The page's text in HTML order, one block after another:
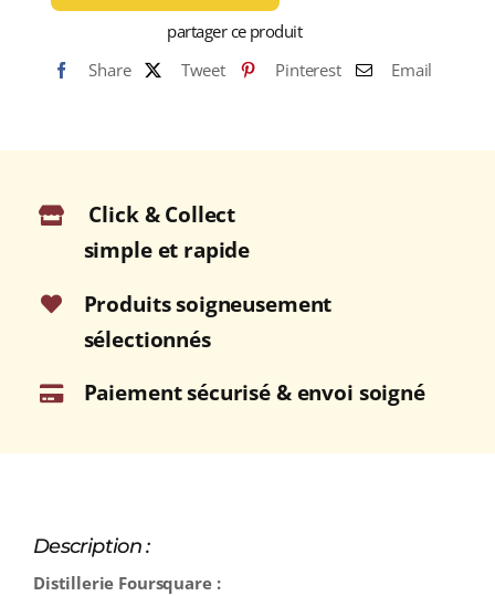
partager ce produit
Share
Tweet Pinterest Email
Click & Collect
simple et rapide
Produits soigneusement
sélectionnés
Paiement sécurisé & envoi soigné
Description :
Distillerie Foursquare :